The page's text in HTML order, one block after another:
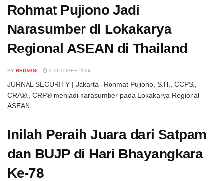
Rohmat Pujiono Jadi
Narasumber di Lokakarya
Regional ASEAN di Thailand
BY REDAKSI 2 OCTOBER 2024
JURNAL SECURITY | Jakarta--Rohmat Pujiono, S.H., CCPS.,
CRA®., CRP® menjadi narasumber pada Lokakarya Regional
ASEAN...
Inilah Peraih Juara dari Satpam
dan BUJP di Hari Bhayangkara
Ke-78